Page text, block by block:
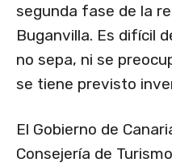
segunda fase de la
Buganvilla. Es difícil
no sepa, ni se
se tiene previsto
El Gobierno de
Consejería de